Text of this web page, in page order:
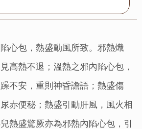
心包，熱盛動風所致。邪熱熾
高熱不退；溫熱之邪內陷心包，
不安，重則神昏譫語；熱盛傷
赤便秘；熱盛引動肝風，風火相
熱盛驚厥亦為邪熱內陷心包，引